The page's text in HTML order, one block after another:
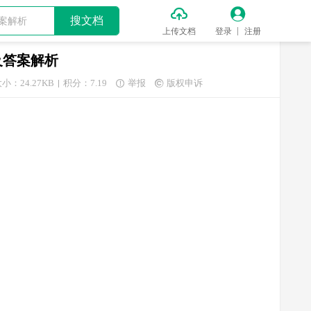
搜文档 
上传文档

登录 注册
案解析
小：24.27KB 积分：7.19  举报  版权申诉